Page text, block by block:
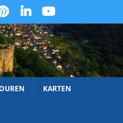
KARTEN